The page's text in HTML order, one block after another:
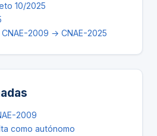
10/2025
2009 → CNAE-2025
2009
como autónomo